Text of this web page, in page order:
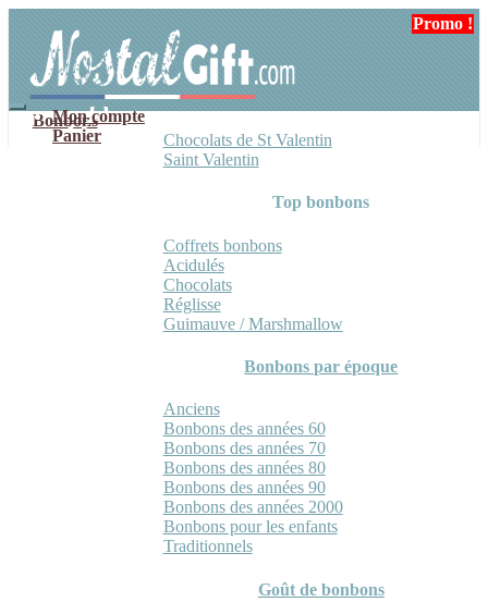
navigation
contenu
Mon compte
Panier
Bonbons
Chocolats de St Valentin
Saint Valentin
Top bonbons
Coffrets bonbons
Acidulés
Chocolats
Réglisse
Guimauve / Marshmallow
Bonbons par époque
Anciens
Bonbons des années 60
Bonbons des années 70
Bonbons des années 80
Bonbons des années 90
Bonbons des années 2000
Bonbons pour les enfants
Traditionnels
Goût de bonbons
Promo !